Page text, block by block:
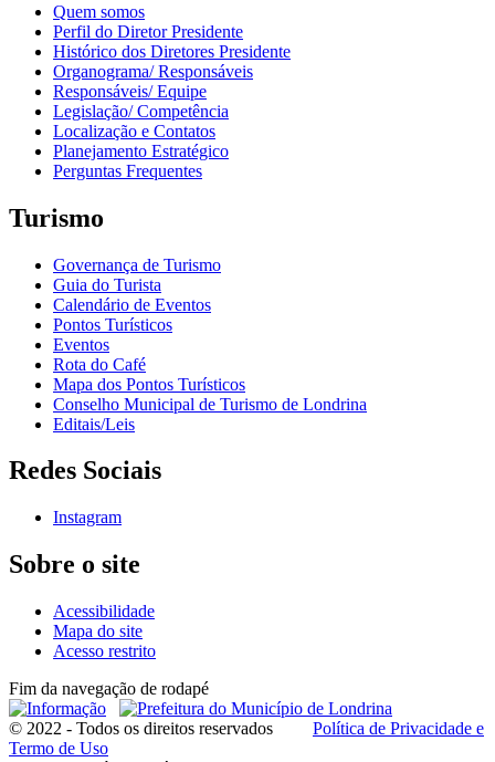
Quem somos
Perfil do Diretor Presidente
Histórico dos Diretores Presidente
Organograma/ Responsáveis
Responsáveis/ Equipe
Legislação/ Competência
Localização e Contatos
Planejamento Estratégico
Perguntas Frequentes
Turismo
Governança de Turismo
Guia do Turista
Calendário de Eventos
Pontos Turísticos
Eventos
Rota do Café
Mapa dos Pontos Turísticos
Conselho Municipal de Turismo de Londrina
Editais/Leis
Redes Sociais
Instagram
Sobre o site
Acessibilidade
Mapa do site
Acesso restrito
Fim da navegação de rodapé
© 2022 - Todos os direitos reservados Política de Privacidade e
Termo de Uso